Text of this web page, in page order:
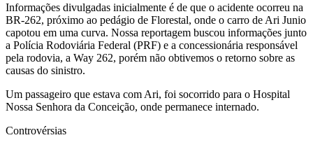
Informações divulgadas inicialmente é de que o acidente ocorreu na
BR-262, próximo ao pedágio de Florestal, onde o carro de Ari Junio
capotou em uma curva. Nossa reportagem buscou informações junto
a Polícia Rodoviária Federal (PRF) e a concessionária responsável
pela rodovia, a Way 262, porém não obtivemos o retorno sobre as
causas do sinistro.
Um passageiro que estava com Ari, foi socorrido para o Hospital
Nossa Senhora da Conceição, onde permanece internado.
Controvérsias